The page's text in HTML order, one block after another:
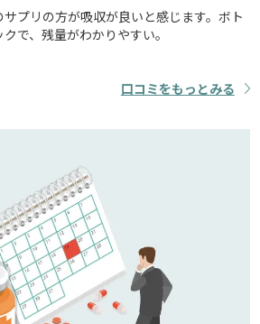
プリの方が吸収が良いと感じます。ボト
で、残量がわかりやすい。
口コミをもっとみる